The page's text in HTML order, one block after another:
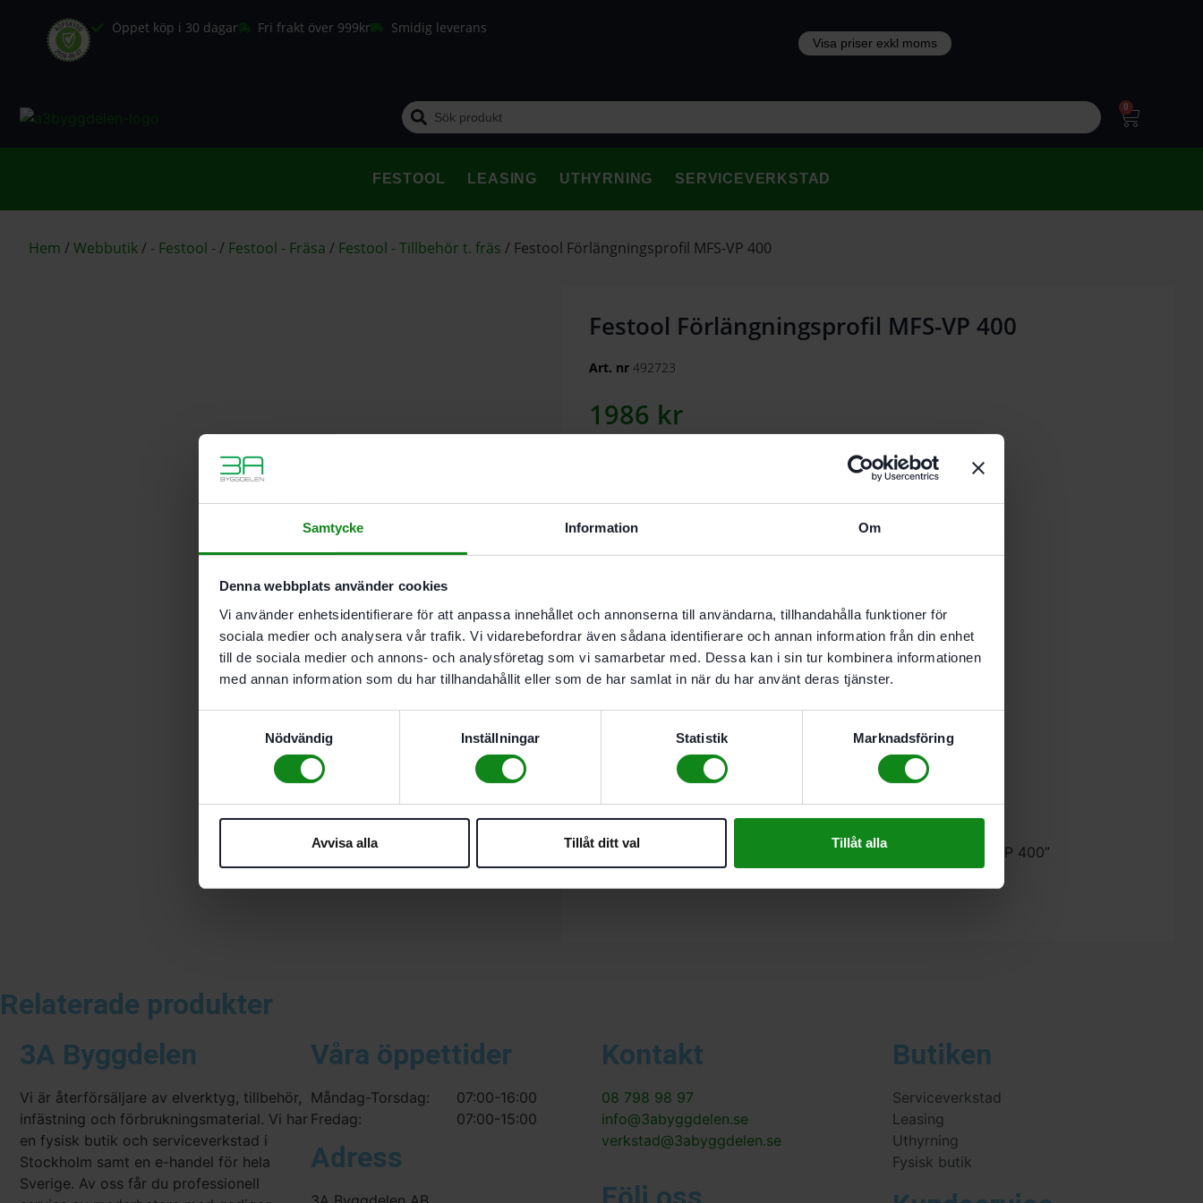
Samtycke Information Om
Denna webbplats använder cookies
Vi använder enhetsidentifierare för att anpassa innehållet och annonserna till användarna, tillhandahålla funktioner för
sociala medier och analysera vår trafik. Vi vidarebefordrar även sådana identifierare och annan information från din enhet
till de sociala medier och annons- och analysföretag som vi samarbetar med. Dessa kan i sin tur kombinera informationen
med annan information som du har tillhandahållit eller som de har samlat in när du har använt deras tjänster.
Nödvändig
Inställningar Statistik Marknadsföring
Avvisa alla Tillåt ditt val Tillåt alla
Öppet köp i 30 dagar Fri frakt över 999kr Smidig leverans
0
FESTOOL LEASING UTHYRNING SERVICEVERKSTAD
Hem /Webbutik/ - Festool -/ Festool - Fräsa / Festool - Tillbehör t. fräs / Festool Förlängningsprofil MFS-VP 400
Festool Förlängningsprofil MFS-VP 400
Art. nr 492723
1986 kr
Lägg till i varukorg
I leverantörslager. Skickas inom 5-8 vardagar.
Beskrivning
Teknisk Data
Recensioner (0)
för förlängning av MFS 400. MFS 700
2 x profil 400 mm. längdförbindning. i kartong
Förpackning 2 Antal
Det finns inga recensioner än.
Bli först med att recensera ”Festool Förlängningsprofil MFS-VP 400”
Du måste varainloggadför att skriva en recension.
Relaterade produkter
3A Byggdelen
Vi är återförsäljare av elverktyg, tillbehör,
infästning och förbrukningsmaterial. Vi har
en fysisk butik och serviceverkstad i
Stockholm samt en e-handel för hela
Sverige. Av oss får du professionell
Våra öppettider
Måndag-Torsdag:
Fredag:
07:00-16:00
07:00-15:00
Adress
Kontakt
08 798 98 97
info@3abyggdelen.se
verkstad@3abyggdelen.se
Butiken
Serviceverkstad
Leasing
Uthyrning
Fysisk butik